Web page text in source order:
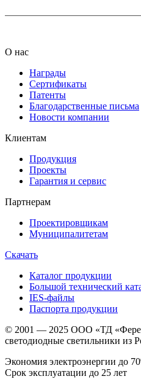
О нас
Награды
Сертификаты
Патенты
Благодарственные письма
Новости компании
Клиентам
Продукция
Проекты
Гарантия и сервис
Партнерам
Проектировщикам
Муниципалитетам
Скачать
Каталог продукции
Большой технический
IES-файлы
Паспорта продукции
© 2001 — 2025 ООО «ТД
светодиодные светильники из
Экономия электроэнергии до
Срок эксплуатации до 25 лет